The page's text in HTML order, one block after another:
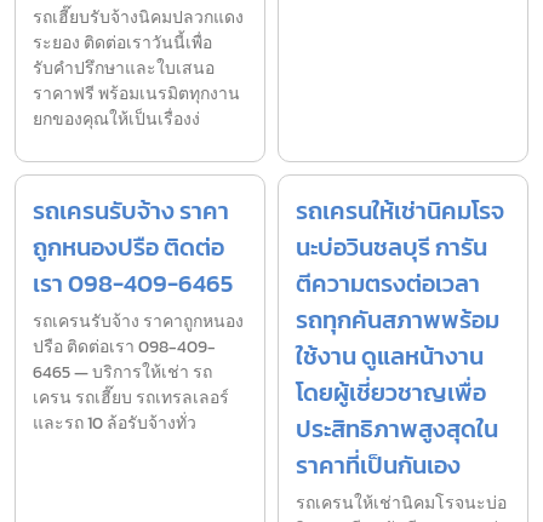
รถเฮี๊ยบรับจ้างนิคมปลวกแดง
ระยอง ติดต่อเราวันนี้เพื่อ
รับคำปรึกษาและใบเสนอ
ราคาฟรี พร้อมเนรมิตทุกงาน
ยกของคุณให้เป็นเรื่องง่
รถเครนรับจ้าง ราคา
ถูกหนองปรือ ติดต่อ
เรา 098-409-6465
รถเครนรับจ้าง ราคาถูกหนอง
ปรือ ติดต่อเรา 098-409-
6465 — บริการให้เช่า รถ
เครน รถเฮี๊ยบ รถเทรลเลอร์
และรถ 10 ล้อรับจ้างทั่ว
รถเครนให้เช่านิคมโรจ
นะบ่อวินชลบุรี การัน
ตีความตรงต่อเวลา
รถทุกคันสภาพพร้อม
ใช้งาน ดูแลหน้างาน
โดยผู้เชี่ยวชาญเพื่อ
ประสิทธิภาพสูงสุดใน
ราคาที่เป็นกันเอง
รถเครนให้เช่านิคมโรจนะบ่อ